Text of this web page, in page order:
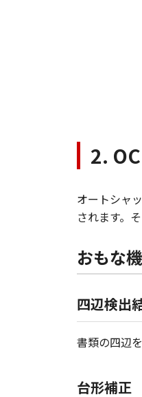
2.
オートシャ
されます。
おもな
四辺検出
書類の四辺
台形補正